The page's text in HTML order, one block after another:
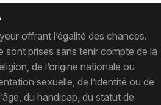
offrant l’égalité des chances.
sont prises sans tenir compte de la
de l’origine nationale ou
sexuelle, de l’identité ou de
du handicap, du statut de